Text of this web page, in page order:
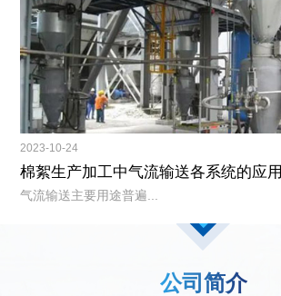
2023-10-24
棉絮生产加工中气流输送各系统的应用
气流输送主要用途普遍...
公司简介